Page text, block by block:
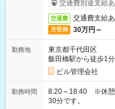
交通費別途支給あ
交通費 交通費支給あ
月収例 30万円～
勤務地
東京都千代田区
飯田橋駅から徒歩1分
ビル管理会社
勤務時間
8:20～18:40 ※休憩
30分です。